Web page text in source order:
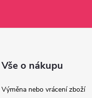
Vše o nákupu
Výměna nebo vrácení zboží